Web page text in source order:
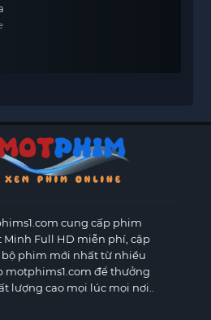
cung cấp phim
Minh Full HD miễn phí, cập
bộ phim mới nhất từ nhiều
motphims1.com để thưởng
lượng cao mọi lúc mọi nơi..